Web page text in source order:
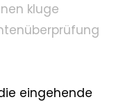
kluge
eingehende